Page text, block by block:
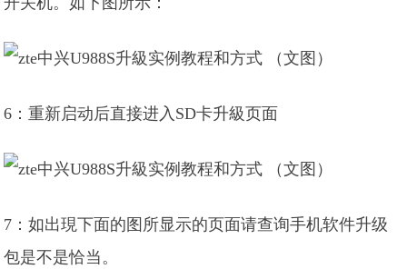
6：重新启动后直接进入SD卡升級页面
7：如出現下面的图所显示的页面请查询手机软件升级
包是不是恰当。